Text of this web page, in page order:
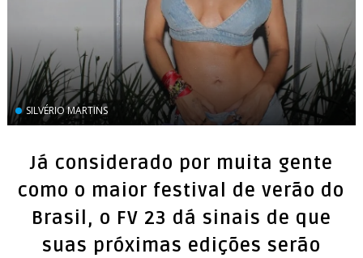
SILVÉRIO MARTINS
Já considerado por muita gente
como o maior festival de verão do
Brasil, o FV 23 dá sinais de que
suas próximas edições serão